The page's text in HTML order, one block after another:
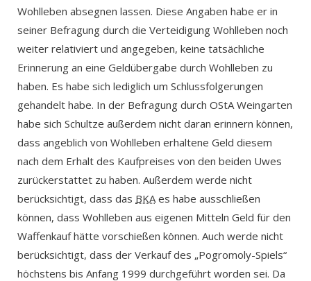
Wohlleben absegnen lassen. Diese Angaben habe er in
seiner Befragung durch die Verteidigung Wohlleben noch
weiter relativiert und angegeben, keine tatsächliche
Erinnerung an eine Geldübergabe durch Wohlleben zu
haben. Es habe sich lediglich um Schlussfolgerungen
gehandelt habe. In der Befragung durch OStA Weingarten
habe sich Schultze außerdem nicht daran erinnern können,
dass angeblich von Wohlleben erhaltene Geld diesem
nach dem Erhalt des Kaufpreises von den beiden Uwes
zurückerstattet zu haben. Außerdem werde nicht
berücksichtigt, dass das BKAes habe ausschließen
können, dass Wohlleben aus eigenen Mitteln Geld für den
Waffenkauf hätte vorschießen können. Auch werde nicht
berücksichtigt, dass der Verkauf des „Pogromoly-Spiels“
höchstens bis Anfang 1999 durchgeführt worden sei. Da